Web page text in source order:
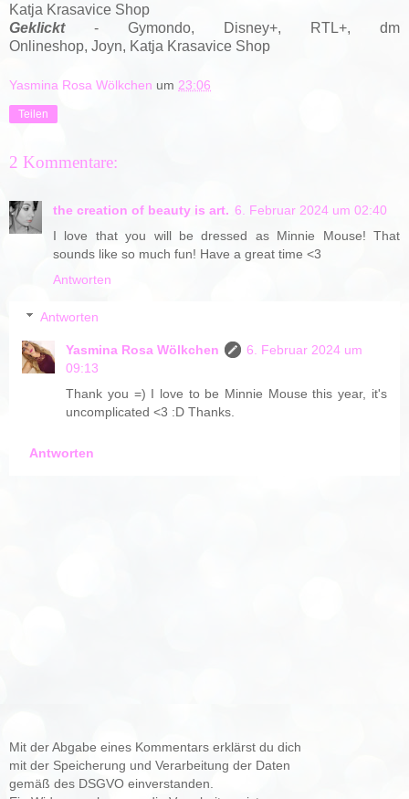
Katja Krasavice Shop
Geklickt- Gymondo, Disney+, RTL+, dm
Onlineshop, Joyn, Katja Krasavice Shop
Yasmina Rosa Wölkchen um 23:06
Teilen
2 Kommentare:
the creation of beauty is art. 6. Februar 2024 um 02:40
I love that you will be dressed as Minnie Mouse! That
sounds like so much fun! Have a great time <3
Antworten
Antworten
Yasmina Rosa Wölkchen
6. Februar 2024 um
09:13
Thank you =) I love to be Minnie Mouse this year, it's
uncomplicated <3 :D Thanks.
Antworten
Mit der Abgabe eines Kommentars erklärst du dich
mit der Speicherung und Verarbeitung der Daten
gemäß des DSGVO einverstanden.